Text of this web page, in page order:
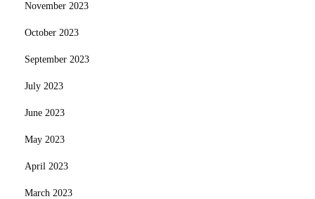
November 2023
October 2023
September 2023
July 2023
June 2023
May 2023
April 2023
March 2023